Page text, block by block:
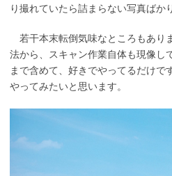
り撮れていたら詰まらない写真ばか
若干本末転倒気味なところもあり
法から、スキャン作業自体も現像し
まで含めて、好きでやってるだけで
やってみたいと思います。